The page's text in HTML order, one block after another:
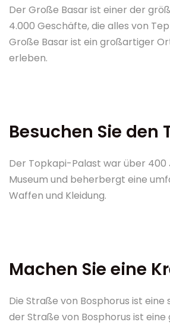
Der Große Basar ist einer der
4.000 Geschäfte, die alles von
Große Basar ist ein großartiger
erleben.
Besuchen Sie
Der Topkapi-Palast war über 400
Museum und beherbergt eine
Waffen und Kleidung.
Machen Sie eine
Die Straße von Bosphorus ist
der Straße von Bosphorus ist